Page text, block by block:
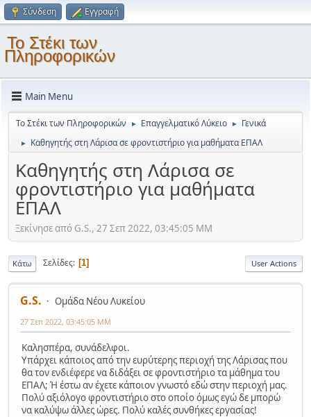
Σύνδεση Εγγραφή
Το Στέκι των
Πληροφορικών
Main Menu
Το Στέκι των Πληροφορικών ► Επαγγελματικό Λύκειο ► Γενικά
► Καθηγητής στη Λάρισα σε φροντιστήριο για μαθήματα ΕΠΑΛ
Καθηγητής στη Λάρισα σε
φροντιστήριο για μαθήματα
ΕΠΑΛ
Ξεκίνησε από G.S., 27 Σεπ 2022, 03:45:05 ΜΜ
Κάτω Σελίδες 1 User Actions
G.S. Ομάδα Νέου Λυκείου
27 Σεπ 2022, 03:45:05 ΜΜ
Καλησπέρα, συνάδελφοι.
Υπάρχει κάποιος από την ευρύτερης περιοχή της Λάρισας που
θα τον ενδιέφερε να διδάξει σε φροντιστήριο τα μάθημα του
ΕΠΑΛ; Ή έστω αν έχετε κάποιον γνωστό εδώ στην περιοχή μας.
Πολύ αξιόλογο φροντιστήριο στο οποίο όμως εγώ δε μπορώ
να καλύψω άλλες ώρες. Πολύ καλές συνθήκες εργασίας!